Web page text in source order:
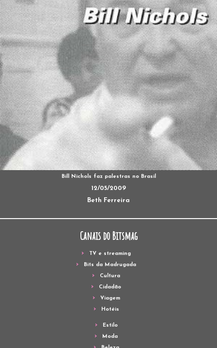
Bill Nichols faz palestras no Brasil
12/05/2009
Beth Ferreira
Canais do Bitsmag
TV e streaming
Bits da Madrugada
Cultura
Cidadão
Viagem
Hotéis
Estilo
Moda